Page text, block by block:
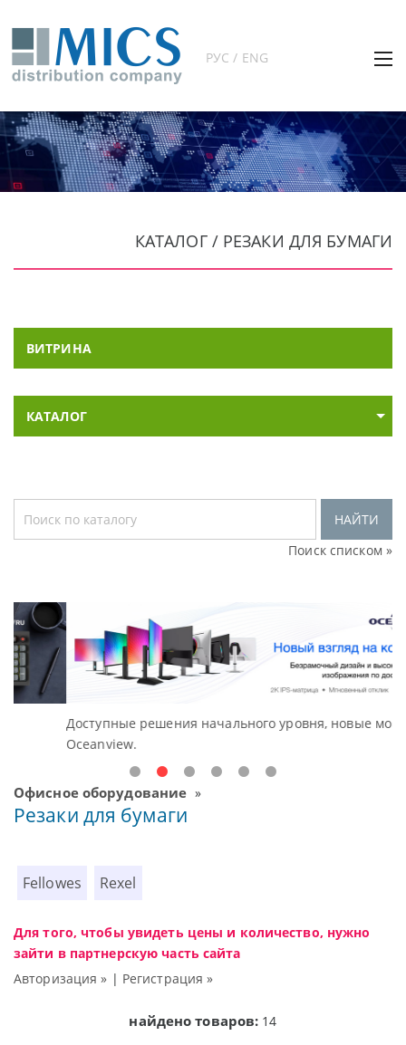
РУС / ENG
КАТАЛОГ / РЕЗАКИ ДЛЯ БУМАГИ
ВИТРИНА
КАТАЛОГ
НАЙТИ
Поиск списком »
Доступные решения начального уровня, новые мониторы
Oceanview.
Офисное оборудование »
Резаки для бумаги
Fellowes Rexel
Для того, чтобы увидеть цены и количество, нужно
зайти в партнерскую часть сайта
Авторизация » | Регистрация »
найдено товаров: 14